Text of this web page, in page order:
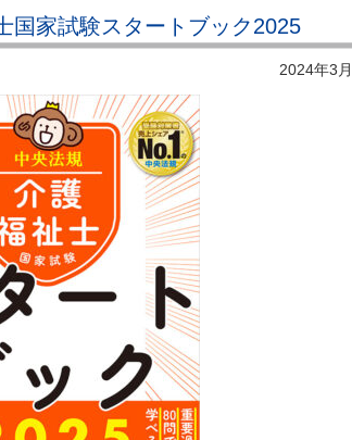
国家試験スタートブック2025
2024年3